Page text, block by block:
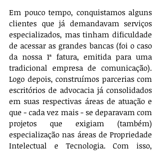
Em pouco tempo, conquistamos alguns
clientes que já demandavam serviços
especializados, mas tinham dificuldade
de acessar as grandes bancas (foi o caso
da nossa 1ª fatura, emitida para uma
tradicional empresa de comunicação).
Logo depois, construímos parcerias com
escritórios de advocacia já consolidados
em suas respectivas áreas de atuação e
que - cada vez mais - se deparavam com
projetos que exigiam (também)
especialização nas áreas de Propriedade
Intelectual e Tecnologia. Com isso,